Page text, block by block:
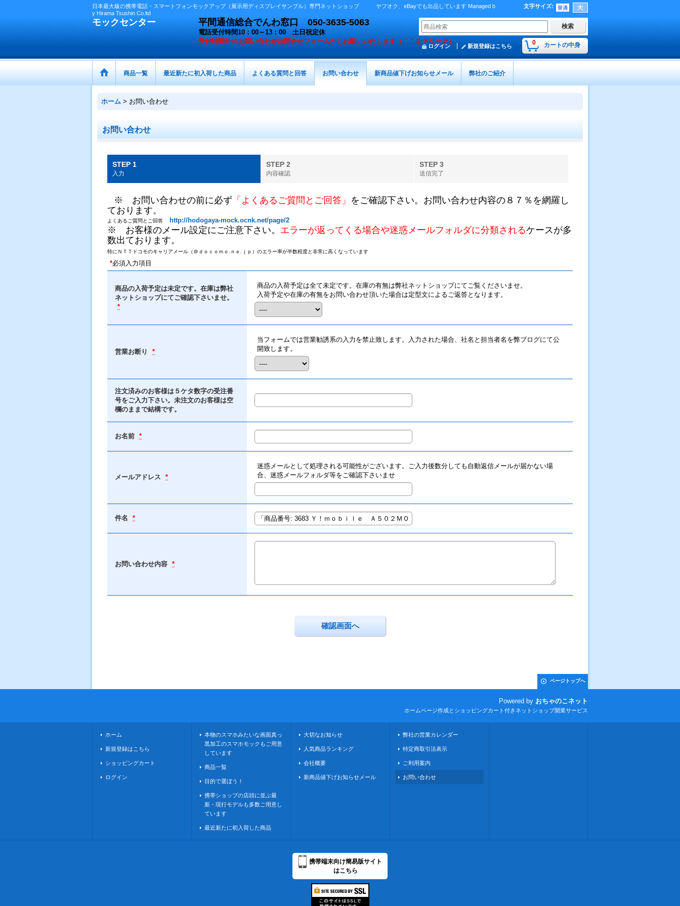
日本最大級の携帯電話・スマートフォンモックアップ（展示用ディスプレイサンプル）専門ネットショップ ヤフオク、eBayでも出品しています Managed b
y Hirama Tsushin Co.ltd
文字サイズ:
モックセンター 平間通信総合でんわ窓口 050-3635-5063
電話受付時間10：00～13：00 土日祝定休
受付時間外のお問い合わせは問合せフォームからお願いいたします（ここをクリック） 0 カートの中身
ログイン 新規登録はこちら
商品一覧 最近新たに初入荷した商品 よくある質問と回答 お問い合わせ 新商品値下げお知らせメール 弊社のご紹介
ホーム > お問い合わせ
お問い合わせ
STEP 1
入力
STEP 2
内容確認
STEP 3
送信完了
※ お問い合わせの前に必ず 「よくあるご質問とご回答」 をご確認下さい。お問い合わせ内容の８７％を網羅し
ております。
よくあるご質問とご回答 http://hodogaya-mock.ocnk.net/page/2
※ お客様のメール設定にご注意下さい。 エラーが返ってくる場合や迷惑メールフォルダに分類されるケースが多
数出ております。
特にＮＴＴドコモのキャリアメール（＠ｄｏｃｏｍｏ.ｎｅ.ｊｐ）のエラー率が半数程度と非常に高くなっています
*必須入力項目
商品の入荷予定は未定です。在庫は弊社
ネットショップにてご確認下さいませ。
*
商品の入荷予定は全て未定です。在庫の有無は弊社ネットショップにてご覧くださいませ。
入荷予定や在庫の有無をお問い合わせ頂いた場合は定型文によるご返答となります。
営業お断り *
当フォームでは営業勧誘系の入力を禁止致します。入力された場合、社名と担当者名を弊ブログにて公
開致します。
注文済みのお客様は５ケタ数字の受注番
号をご入力下さい。未注文のお客様は空
欄のままで結構です。
お名前 *
メールアドレス *
迷惑メールとして処理される可能性がございます。ご入力後数分しても自動返信メールが届かない場
合、迷惑メールフォルダ等をご確認下さいませ
件名 *
お問い合わせ内容 *
ページトップへ
Powered by おちゃのこネット
ホームページ作成とショッピングカート付きネットショップ開業サービス
ホーム
新規登録はこちら
ショッピングカート
ログイン
本物のスマホみたいな画面真っ
黒加工のスマホモックもご用意
しています
商品一覧
目的で選ぼう！
携帯ショップの店頭に並ぶ最
新・現行モデルも多数ご用意し
ています
最近新たに初入荷した商品
大切なお知らせ
人気商品ランキング
会社概要
新商品値下げお知らせメール
弊社の営業カレンダー
特定商取引法表示
ご利用案内
お問い合わせ
携帯端末向け簡易版サイト
はこちら